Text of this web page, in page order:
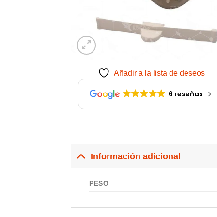
Añadir a la lista de deseos
6 reseñas
Información adicional
PESO